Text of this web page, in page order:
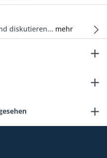
diskutieren... mehr